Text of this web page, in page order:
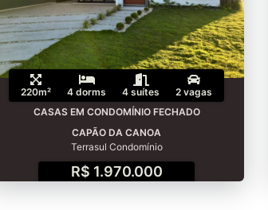
220m² 4 dorms 4 suítes
2 vagas
CASAS EM CONDOMÍNIO FECHADO
CAPÃO DA CANOA
Terrasul Condomínio
R$ 1.970.000